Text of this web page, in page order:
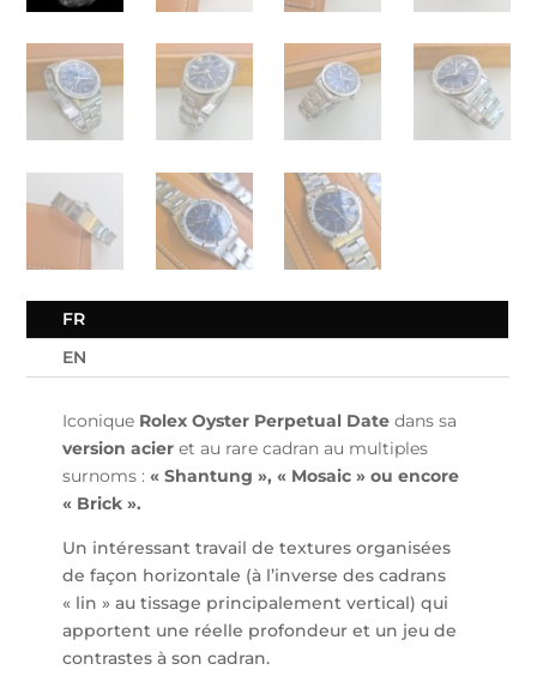
FR
EN
Iconique Rolex Oyster Perpetual Date dans sa
version acieret au rare cadran au multiples
surnoms : « Shantung », « Mosaic » ou encore
« Brick ».
Un intéressant travail de textures organisées
de façon horizontale (à l’inverse des cadrans
« lin » au tissage principalement vertical) qui
apportent une réelle profondeur et un jeu de
contrastes à son cadran.